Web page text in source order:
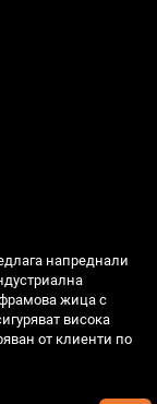
напреднали
жица с
висока
от клиенти по